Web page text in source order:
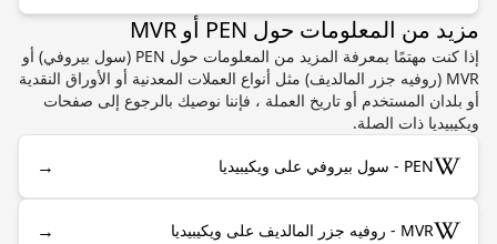
مزيد من المعلومات حول PEN أو MVR
إذا كنت مهتمًا بمعرفة المزيد من المعلومات حول PEN (سول بيروفي) أو
MVR (روفيه جزر المالديف) مثل أنواع العملات المعدنية أو الأوراق النقدية
أو بلدان المستخدم أو تاريخ العملة ، فإننا نوصيك بالرجوع إلى صفحات
ويكيبيديا ذات الصلة.
PEN - سول بيروفي على ويكيبيديا →
MVR - روفيه جزر المالديف على ويكيبيديا →